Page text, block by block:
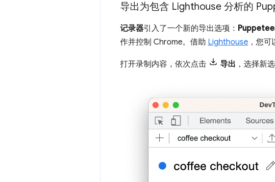
导出为包含 Lighthouse 分析的
记录器引入了一个新的导出选项：
作并控制 Chrome。借助 Lighthouse ，您
打开录制内容，依次点击 导出 ，选择新